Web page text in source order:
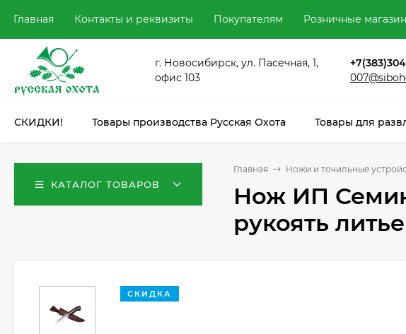
Главная Контакты и реквизиты Покупателям Розничные
г. Новосибирск, ул. Пасечная, 1,
офис 103
СКИДКИ! Товары производства Русская Охота Товары для
КАТАЛОГ ТОВАРОВ
Главная Ножи и точильные
Нож ИП Семин
рукоять
СКИДКА